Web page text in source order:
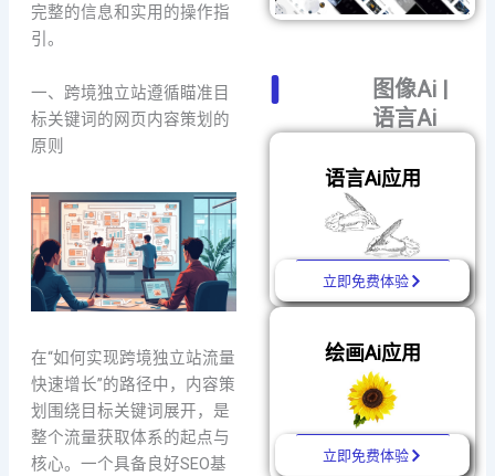
完整的信息和实用的操作指
引。
一、跨境独立站遵循瞄准目
标关键词的网页内容策划的
原则
在“如何实现跨境独立站流量
快速增长”的路径中，内容策
划围绕目标关键词展开，是
整个流量获取体系的起点与
核心。一个具备良好SEO基
图像Ai |
语言Ai
语言Ai应用
立即免费体验
绘画Ai应用
立即免费体验